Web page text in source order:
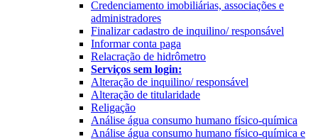
Credenciamento imobiliárias, associações e
administradores
Finalizar cadastro de inquilino/ responsável
Informar conta paga
Relacração de hidrômetro
Serviços sem login:
Alteração de inquilino/ responsável
Alteração de titularidade
Religação
Análise água consumo humano físico-química
Análise água consumo humano físico-química e